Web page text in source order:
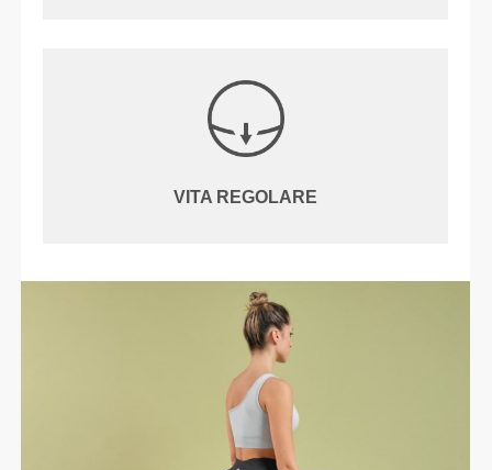
VITA REGOLARE